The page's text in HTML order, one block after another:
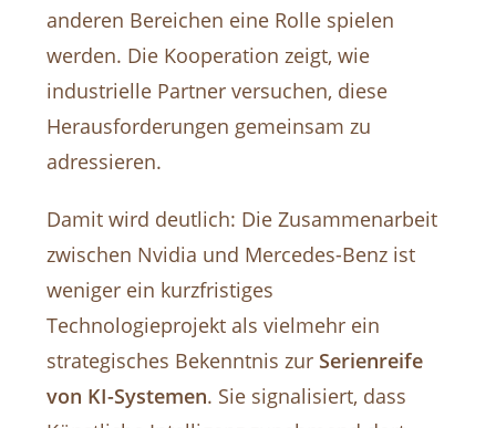
anderen Bereichen eine Rolle spielen
werden. Die Kooperation zeigt, wie
industrielle Partner versuchen, diese
Herausforderungen gemeinsam zu
adressieren.
Damit wird deutlich: Die Zusammenarbeit
zwischen Nvidia und Mercedes-Benz ist
weniger ein kurzfristiges
Technologieprojekt als vielmehr ein
strategisches Bekenntnis zurSerienreife
von KI-Systemen. Sie signalisiert, dass